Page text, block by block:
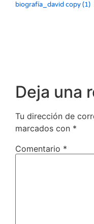
biografía_david copy (1)
Deja una
Tu dirección de
marcados con *
Comentario *